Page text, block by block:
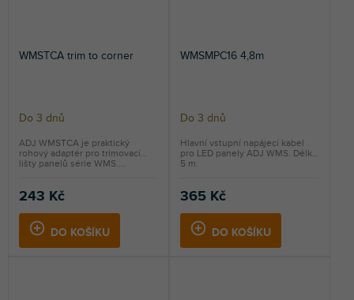
WMSTCA trim to corner
Do 3 dnů
243 Kč
DO KOŠÍKU
ADJ WMSTCA je praktický
rohový adaptér pro trimovací
lišty panelů série WMS....
WMSMPC16 4,8m
Do 3 dnů
365 Kč
DO KOŠÍKU
Hlavní vstupní napájecí kabel
pro LED panely ADJ WMS. Délka
5 m.